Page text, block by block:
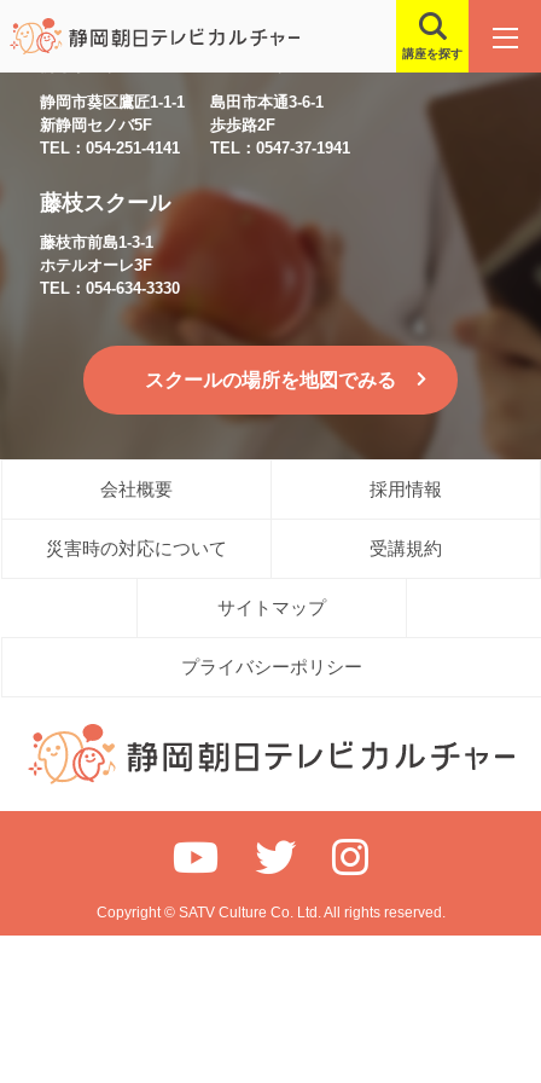
講座を探す
静岡市葵区鷹匠1-1-1
新静岡セノバ5F
TEL：054-251-4141
島田市本通3-6-1
歩歩路2F
TEL：0547-37-1941
藤枝スクール
藤枝市前島1-3-1
ホテルオーレ3F
TEL：054-634-3330
スクールの場所を地図でみる
会社概要 採用情報
災害時の対応について 受講規約
サイトマップ
プライバシーポリシー
Copyright © SATV Culture Co. Ltd. All rights reserved.